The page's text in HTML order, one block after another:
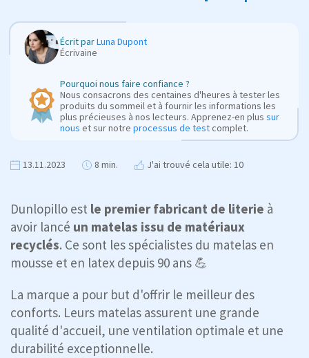
Écrit parLuna Dupont
Écrivaine
Pourquoi nous faire confiance ?
Nous consacrons des centaines d'heures à tester les
produits du sommeil et à fournir les informations les
plus précieuses à nos lecteurs. Apprenez-en plus sur
nous et sur notre processus de testcomplet.
13.11.2023 8 min. J'ai trouvé cela utile: 10
Dunlopillo est le premier fabricant de literie à
avoir lancé un matelas issu de matériaux
recyclés. Ce sont les spécialistes du matelas en
mousse et en latex depuis 90 ans 💪
La marque a pour but d'offrir le meilleur des
conforts. Leurs matelas assurent une grande
qualité d'accueil, une ventilation optimale et une
durabilité exceptionnelle.